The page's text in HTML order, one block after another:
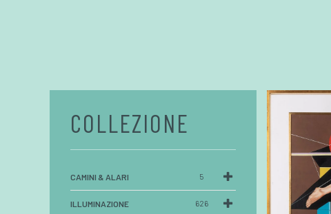
COLLEZIONE
CAMINI & ALARI 5
ILLUMINAZIONE 626